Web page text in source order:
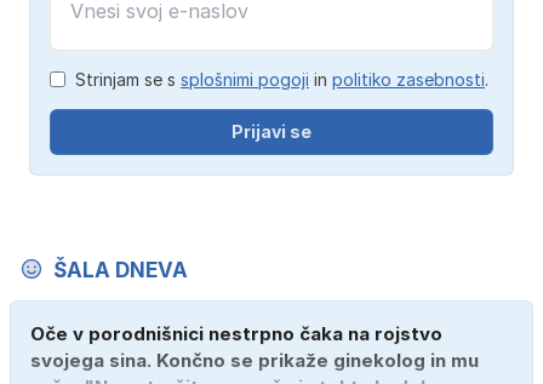
Strinjam se s splošnimi pogoji in politiko zasebnosti.
Prijavi se
ŠALA DNEVA
Oče v porodnišnici nestrpno čaka na rojstvo
svojega sina. Končno se prikaže ginekolog in mu